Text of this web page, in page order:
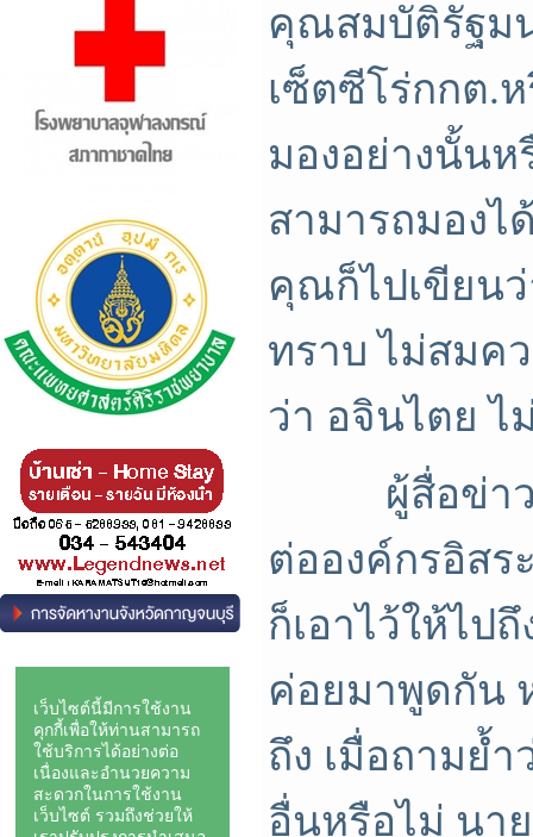
คุณสมบัติรัฐม
เซ็ตซีโร่กกต.
มองอย่างนั้นห
สามารถมอง
คุณก็ไปเขียน
ทราบ ไม่สมค
ว่า อจินไตย
ผู้สื่อข่าวถา
ต่อองค์กรอิส
ก็เอาไว้ให้ไป
ค่อยมาพูดกัน
ถึง เมื่อถามย้
อื่นหรือไม่ นา